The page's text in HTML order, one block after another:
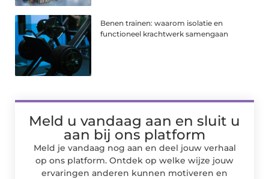
Benen trainen: waarom isolatie en
functioneel krachtwerk samengaan
Meld u vandaag aan en sluit u
aan bij ons platform
Meld je vandaag nog aan en deel jouw verhaal
op ons platform. Ontdek op welke wijze jouw
ervaringen anderen kunnen motiveren en